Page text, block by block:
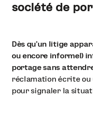
société de
Dès qu’un litige
ou encore informel)
portage sans
réclamation écrite ou
pour signaler la